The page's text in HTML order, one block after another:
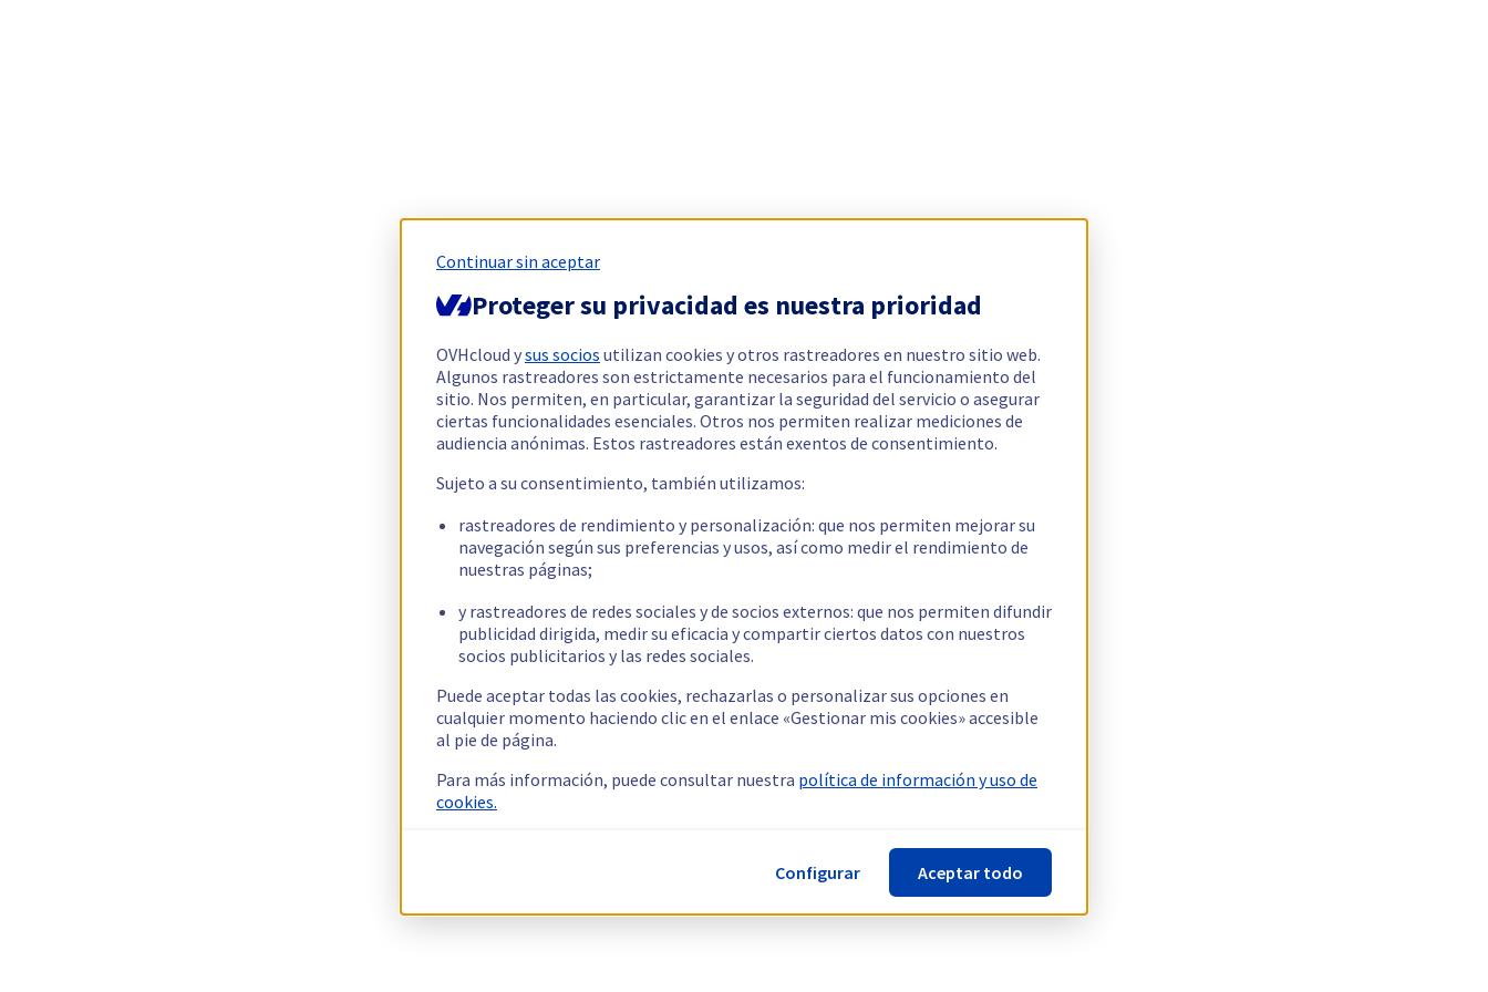
Continuar sin aceptar
Proteger su privacidad es nuestra prioridad
OVHcloud ysus socios utilizan cookies y otros rastreadores en nuestro sitio web.
Algunos rastreadores son estrictamente necesarios para el funcionamiento del
sitio. Nos permiten, en particular, garantizar la seguridad del servicio o asegurar
ciertas funcionalidades esenciales. Otros nos permiten realizar mediciones de
audiencia anónimas. Estos rastreadores están exentos de consentimiento.
Sujeto a su consentimiento, también utilizamos:
rastreadores de rendimiento y personalización: que nos permiten mejorar su
navegación según sus preferencias y usos, así como medir el rendimiento de
nuestras páginas;
y rastreadores de redes sociales y de socios externos: que nos permiten difundir
publicidad dirigida, medir su eficacia y compartir ciertos datos con nuestros
socios publicitarios y las redes sociales.
Puede aceptar todas las cookies, rechazarlas o personalizar sus opciones en
cualquier momento haciendo clic en el enlace «Gestionar mis cookies» accesible
al pie de página.
Para más información, puede consultar nuestra política de información y uso de
cookies.
Configurar Aceptar todo